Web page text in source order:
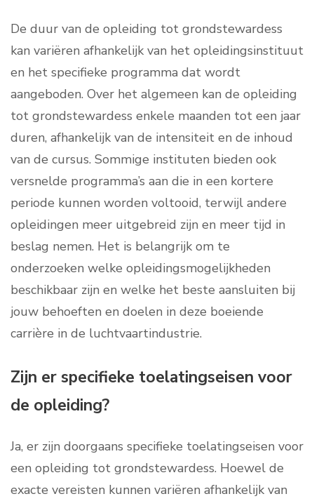
De duur van de opleiding tot grondstewardess
kan variëren afhankelijk van het opleidingsinstituut
en het specifieke programma dat wordt
aangeboden. Over het algemeen kan de opleiding
tot grondstewardess enkele maanden tot een jaar
duren, afhankelijk van de intensiteit en de inhoud
van de cursus. Sommige instituten bieden ook
versnelde programma’s aan die in een kortere
periode kunnen worden voltooid, terwijl andere
opleidingen meer uitgebreid zijn en meer tijd in
beslag nemen. Het is belangrijk om te
onderzoeken welke opleidingsmogelijkheden
beschikbaar zijn en welke het beste aansluiten bij
jouw behoeften en doelen in deze boeiende
carrière in de luchtvaartindustrie.
Zijn er specifieke toelatingseisen voor
de opleiding?
Ja, er zijn doorgaans specifieke toelatingseisen voor
een opleiding tot grondstewardess. Hoewel de
exacte vereisten kunnen variëren afhankelijk van